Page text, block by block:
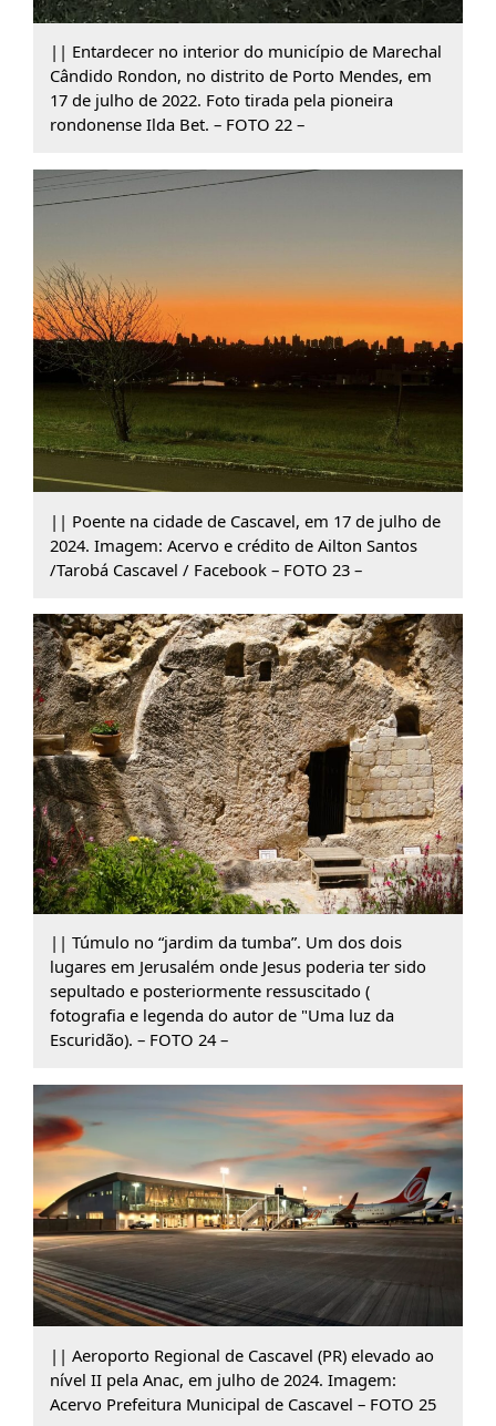
|| Entardecer no interior do município de Marechal
Cândido Rondon, no distrito de Porto Mendes, em
17 de julho de 2022. Foto tirada pela pioneira
rondonense Ilda Bet. – FOTO 22 –
|| Poente na cidade de Cascavel, em 17 de julho de
2024. Imagem: Acervo e crédito de Ailton Santos
/Tarobá Cascavel / Facebook – FOTO 23 –
|| Túmulo no “jardim da tumba”. Um dos dois
lugares em Jerusalém onde Jesus poderia ter sido
sepultado e posteriormente ressuscitado (
fotografia e legenda do autor de "Uma luz da
Escuridão). – FOTO 24 –
|| Aeroporto Regional de Cascavel (PR) elevado ao
nível II pela Anac, em julho de 2024. Imagem:
Acervo Prefeitura Municipal de Cascavel – FOTO 25